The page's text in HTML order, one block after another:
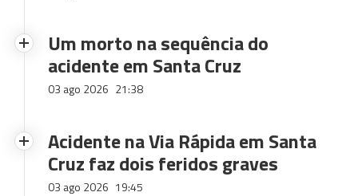
Um morto na sequência do
acidente em Santa Cruz
03 ago 2026 21:38
Acidente na Via Rápida em Santa
Cruz faz dois feridos graves
03 ago 2026 19:45